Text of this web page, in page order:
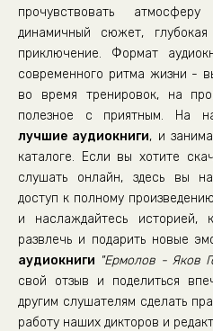
06_01_Новая жизнь
06_02_Новая жизнь
06_03_Новая жизнь
06_04_Новая жизнь
07_01_Война
07_02_Война
07_04_Война
07_06_Война
07_07_Война
прочувствовать
динамичный сюжет,
приключение. Формат
современного ритма жизни -
во время тренировок, на
полезное с приятным. На
лучшие аудиокниги, и
каталоге. Если вы хотите
слушать онлайн, здесь вы
доступ к полному
и наслаждайтесь историей,
развлечь и подарить новые
аудиокниги "Ермолов - Яков
свой отзыв и поделиться
другим слушателям сделать
работу наших дикторов и